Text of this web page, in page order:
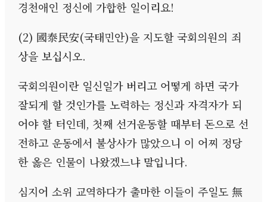
경천애인 정신에 가합한 일이리요!
(2) 國泰民安(국태민안)을 지도할 국회의원의 죄
상을 보십시오.
국회의원이란 일신일가 버리고 어떻게 하면 국가
잘되게 할 것인가를 노력하는 정신과 자격자가 되
어야 할 터인데, 첫째 선거운동할 때부터 돈으로 선
전하고 운동에서 불상사가 많았으니 이 어찌 정당
한 옳은 인물이 나왔겠느냐 말입니다.
심지어 소위 교역하다가 출마한 이들이 주일도 無